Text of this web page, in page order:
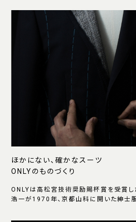
ほかにない、確かなスーツ
ONLYのものづくり
ONLYは高松宮技術奨励賜杯賞を受賞し
浩一が1970年、京都山科に開いた紳士服